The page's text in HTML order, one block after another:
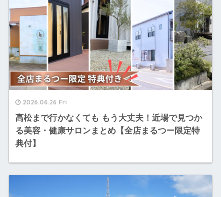
2026.06.26 Fri
高松まで行かなくても もう大丈夫！近場で見つか
る美容・健康サロンまとめ【全店まるつー限定特
典付】